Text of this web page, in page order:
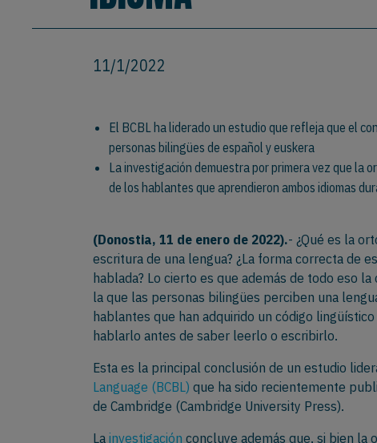
11/1/2022
El BCBL ha liderado un estudio que refleja que el
personas bilingües de español y euskera
La investigación demuestra por primera vez que la
de los hablantes que aprendieron ambos idiomas
(Donostia, 11 de enero de 2022).- ¿Qué es la
escritura de una lengua? ¿La forma correcta de
hablada? Lo cierto es que además de todo eso
la que las personas bilingües perciben una
hablantes que han adquirido un código
hablarlo antes de saber leerlo o escribirlo.
Esta es la principal conclusión de un estudio
Language (BCBL) que ha sido recientemente
de Cambridge (Cambridge University Press).
Lainvestigación concluye además que, si bien